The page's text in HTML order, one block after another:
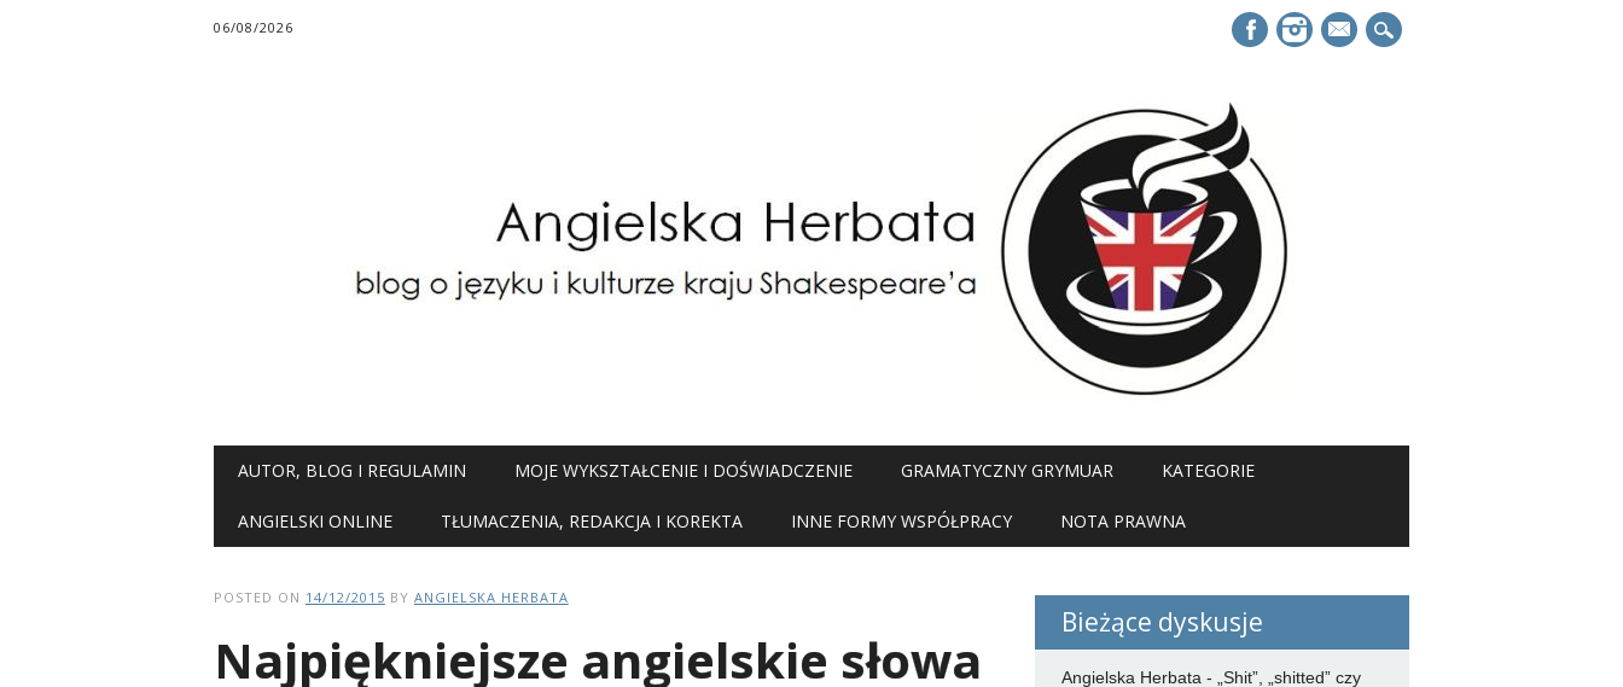
06/08/2026
mail
Main menu
AUTOR, BLOG I REGULAMIN MOJE WYKSZTAŁCENIE I DOŚWIADCZENIE GRAMATYCZNY GRYMUAR KATEGORIE
ANGIELSKI ONLINE TŁUMACZENIA, REDAKCJA I KOREKTA INNE FORMY WSPÓŁPRACY NOTA PRAWNA
POSTED ON 14/12/2015 BY ANGIELSKA HERBATA
Najpiękniejsze angielskie słowa
Bieżące dyskusje
Angielska Herbata -
„Shit”, „shitted” czy